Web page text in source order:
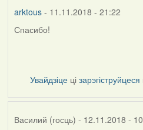
arktous- 11.11.2018 - 21:22
In
Harrier
Спасибо!
Увайдзіце цізарэгіструйцеся
Василий (госць) - 12.11.2018 -